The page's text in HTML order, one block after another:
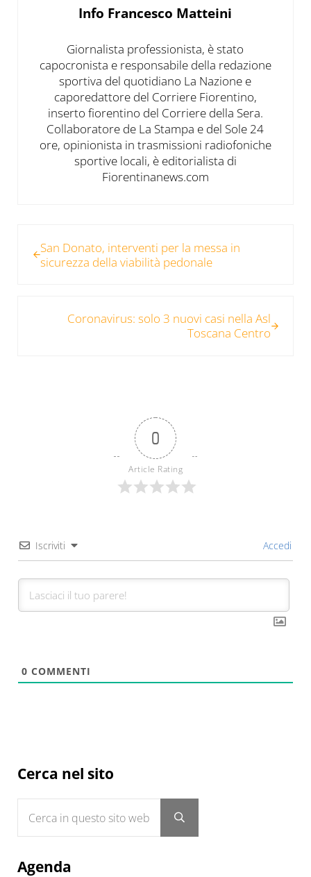
Info Francesco Matteini
Giornalista professionista, è stato
capocronista e responsabile della redazione
sportiva del quotidiano La Nazione e
caporedattore del Corriere Fiorentino,
inserto fiorentino del Corriere della Sera.
Collaboratore de La Stampa e del Sole 24
ore, opinionista in trasmissioni radiofoniche
sportive locali, è editorialista di
Fiorentinanews.com
San Donato, interventi per la messa in
sicurezza della viabilità pedonale
Coronavirus: solo 3 nuovi casi nella Asl
Toscana Centro
0
Article Rating
Iscriviti Accedi
0 COMMENTI
Sidebar
Cerca nel sito
Submit search
Agenda